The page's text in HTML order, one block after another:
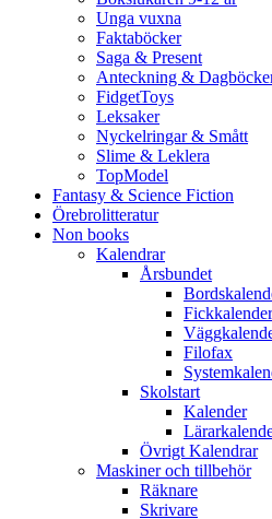
Unga vuxna
Faktaböcker
Saga & Present
Anteckning &
FidgetToys
Leksaker
Nyckelringar & Smått
Slime & Leklera
TopModel
Fantasy & Science Fiction
Örebrolitteratur
Non books
Kalendrar
Årsbundet
Fickkalender
Filofax
Skolstart
Kalender
Övrigt Kalendrar
Maskiner och tillbehör
Räknare
Skrivare